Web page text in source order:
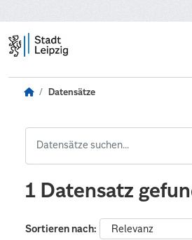
Datensätze
1 Datensatz
Sortieren nach